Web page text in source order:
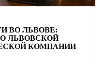
ВО ЛЬВОВЕ:
ЛЬВОВСКОЙ
КОМПАНИИ